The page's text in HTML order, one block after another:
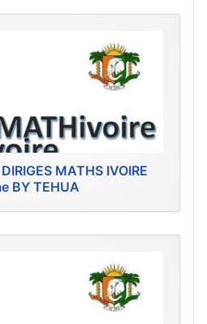
MATHS IVOIRE
BY TEHUA